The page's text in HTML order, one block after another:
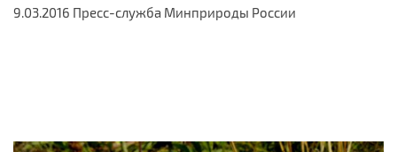
9.03.2016 Пресс-служба Минприроды России